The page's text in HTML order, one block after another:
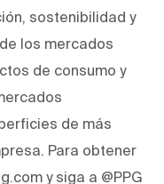
sostenibilidad y
los mercados
de consumo y
de más
Para obtener
y siga a @PPG